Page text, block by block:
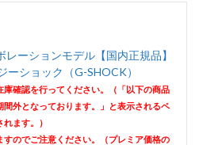
ーションモデル【国内正規品】
ショック（G-SHOCK）
確認を行ってください。（「以下の商品
外となっております。」と表示されるペ
ます。）
のでご注意ください。（プレミア価格の